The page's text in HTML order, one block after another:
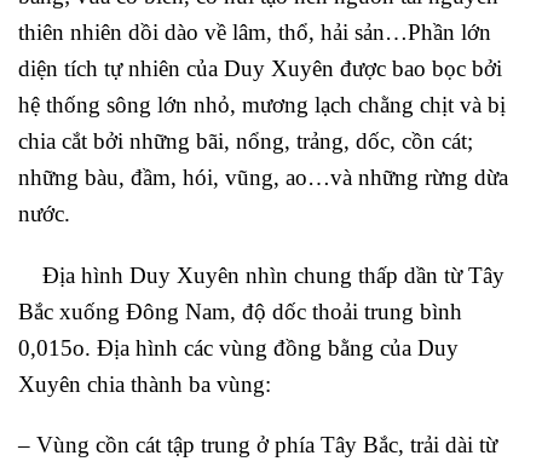
thiên nhiên dồi dào về lâm, thổ, hải sản…Phần lớn
diện tích tự nhiên của Duy Xuyên được bao bọc bởi
hệ thống sông lớn nhỏ, mương lạch chằng chịt và bị
chia cắt bởi những bãi, nổng, trảng, dốc, cồn cát;
những bàu, đầm, hói, vũng, ao…và những rừng dừa
nước.
Địa hình Duy Xuyên nhìn chung thấp dần từ Tây
Bắc xuống Đông Nam, độ dốc thoải trung bình
0,015o. Địa hình các vùng đồng bằng của Duy
Xuyên chia thành ba vùng:
– Vùng cồn cát tập trung ở phía Tây Bắc, trải dài từ